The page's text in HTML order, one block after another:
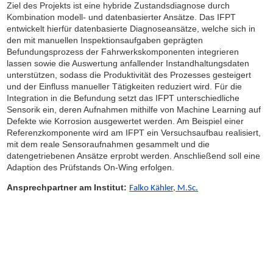
Ziel des Projekts ist eine hybride Zustandsdiagnose durch
Kombination modell- und datenbasierter Ansätze. Das IFPT
entwickelt hierfür datenbasierte Diagnoseansätze, welche sich in
den mit manuellen Inspektionsaufgaben geprägten
Befundungsprozess der Fahrwerkskomponenten integrieren
lassen sowie die Auswertung anfallender Instandhaltungsdaten
unterstützen, sodass die Produktivität des Prozesses gesteigert
und der Einfluss manueller Tätigkeiten reduziert wird. Für die
Integration in die Befundung setzt das IFPT unterschiedliche
Sensorik ein, deren Aufnahmen mithilfe von Machine Learning auf
Defekte wie Korrosion ausgewertet werden. Am Beispiel einer
Referenzkomponente wird am IFPT ein Versuchsaufbau realisiert,
mit dem reale Sensoraufnahmen gesammelt und die
datengetriebenen Ansätze erprobt werden. Anschließend soll eine
Adaption des Prüfstands On-Wing erfolgen.
Ansprechpartner am Institut: Falko Kähler, M.Sc.